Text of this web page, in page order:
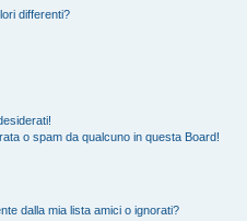
differenti?
o spam da qualcuno in questa Board!
dalla mia lista amici o ignorati?